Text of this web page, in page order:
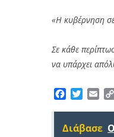
«Η κυβέρνηση
Σε κάθε
να υπάρχει
Facebook
Twitter
Διάβασε